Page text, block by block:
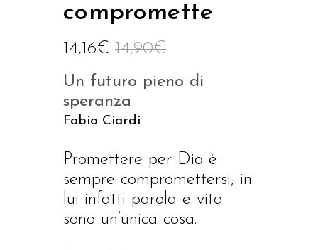
compromette
14,90€
14,16€
Un futuro pieno di
speranza
Fabio Ciardi
Promettere per Dio è
sempre compromettersi, in
lui infatti parola e vita
sono un’unica cosa.